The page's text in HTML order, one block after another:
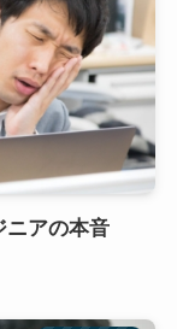
ニアの本音